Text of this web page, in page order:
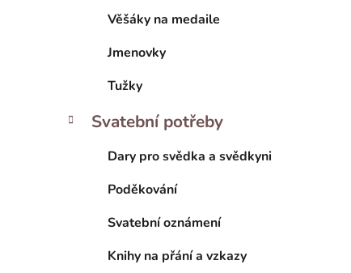
Věšáky na medaile
Jmenovky
Tužky
Svatební potřeby
Dary pro svědka a svědkyni
Poděkování
Svatební oznámení
Knihy na přání a vzkazy